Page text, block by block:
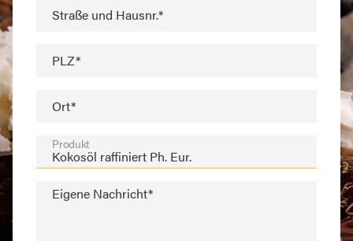
Straße und Hausnr.*
PLZ*
Ort*
Produkt
Eigene Nachricht*